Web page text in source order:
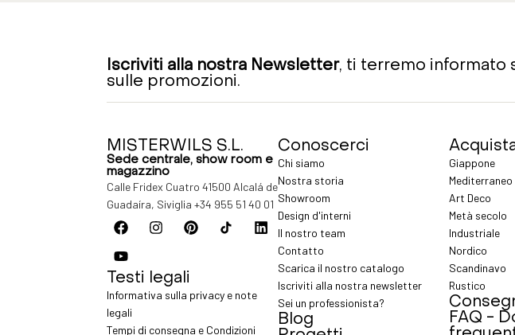
Iscriviti alla nostra Newsletter, ti terremo informato
sulle promozioni.
MISTERWILS S.L.
Sede centrale, show room e
magazzino
Calle Fridex Cuatro 41500 Alcalá de
Guadaíra, Siviglia +34 955 51 40 01
Testi legali
Informativa sulla privacy e note
legali
Tempi di consegna e Condizioni
Conoscerci
Chi siamo
Nostra storia
Showroom
Design d'interni
Il nostro team
Contatto
Scarica il nostro catalogo
Iscriviti alla nostra newsletter
Sei un professionista?
Blog
Giappone
Mediterraneo
Art Deco
Metà secolo
Industriale
Nordico
Scandinavo
Rustico
FAQ -